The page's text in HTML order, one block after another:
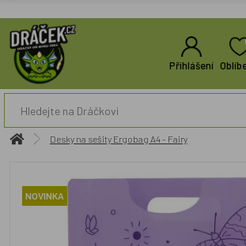
Přihlášení
Desky na sešity Ergobag A4 - Fairy
NOVINKA